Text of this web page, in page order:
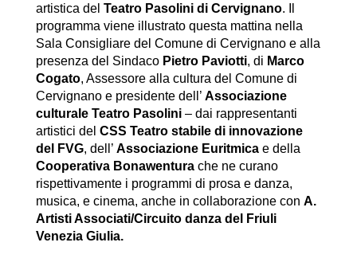
artistica del Teatro Pasolini di Cervignano. Il
programma viene illustrato questa mattina nella
Sala Consigliare del Comune di Cervignano e alla
presenza del Sindaco Pietro Paviotti, di Marco
Cogato, Assessore alla cultura del Comune di
Cervignano e presidente dell’ Associazione
culturale Teatro Pasolini– dai rappresentanti
artistici del CSS Teatro stabile di innovazione
del FVG, dell’ Associazione Euritmicae della
Cooperativa Bonawenturache ne curano
rispettivamente i programmi di prosa e danza,
musica, e cinema, anche in collaborazione con A.
Artisti Associati/Circuito danza del Friuli
Venezia Giulia.